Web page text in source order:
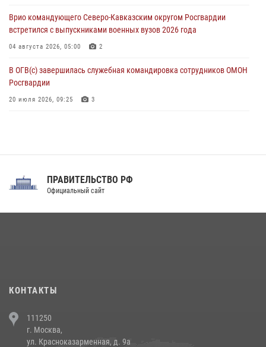
05 августа 2026, 12:13 1
Врио командующего Северо-Кавказским округом Росгвардии
встретился с выпускниками военных вузов 2026 года
04 августа 2026, 05:00 2
В ОГВ(с) завершилась служебная командировка сотрудников ОМОН
Росгвардии
20 июля 2026, 09:25 3
Праздник «Один день с Росгвардией» к 105-летию Центрального
напавших на бригаду скорой помощи (видео)
14 июля 2026, 12:20
ПРАВИТЕЛЬСТВО РФ
Официальный сайт
КОНТАКТЫ
111250
г. Москва,
ул. Красноказарменная, д. 9а